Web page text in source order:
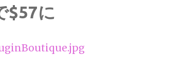
$57に